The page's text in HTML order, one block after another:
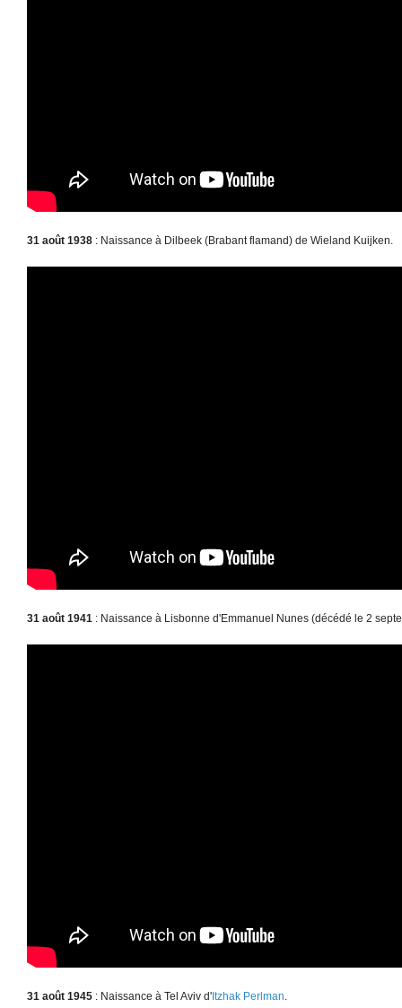
31 août 1938 : Naissance à Dilbeek (Brabant flamand) de Wieland Kuijken.
31 août 1941 : Naissance à Lisbonne d'Emmanuel Nunes (décédé le 2
31 août 1945 : Naissance à Tel Aviv d'Itzhak Perlman